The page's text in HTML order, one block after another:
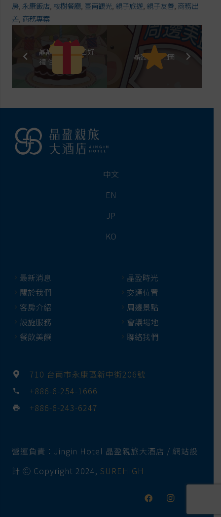
房 永康飯店 桉樹餐廳 臺南觀光 親子旅遊 親子友善 商務出
差 商務專案
晶晶有喜．生日好
禮住房專案 晶盈美食地圖
中文
EN
JP
KO
最新消息
關於我們
客房介紹
設施服務
餐飲美饌
晶盈時光
交通位置
周邊景點
會議場地
聯絡我們
710 台南市永康區新中街206號
phone +886-6-254-1666
print +886-6-243-6247
營運負責：Jingin Hotel 晶盈親旅大酒店 / 網站設
計 Ⓒ Copyright 2024, SUREHIGH